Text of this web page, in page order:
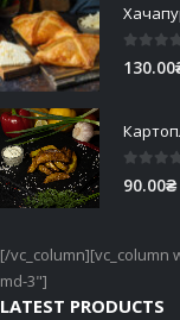
0 out of
130.00
0 out of
90.00₴
[/vc_column][vc_column
md-3"]
LATEST PRODUCTS